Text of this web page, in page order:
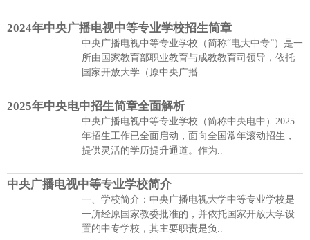
2024年中央广播电视中等专业学校招生简章
中央广播电视中等专业学校（简称“电大中专”）是一
所由国家教育部职业教育与成教教育司领导，依托
国家开放大学（原中央广播..
2025年中央电中招生简章全面解析
中央广播电视中等专业学校（简称中央电中）2025
年招生工作已全面启动，面向全国常年滚动招生，
提供灵活的学历提升通道。作为..
中央广播电视中等专业学校简介
一、学校简介：中央广播电视大学中等专业学校是
一所经原国家教委批准的，并依托国家开放大学设
置的中专学校，其主要职责是负..